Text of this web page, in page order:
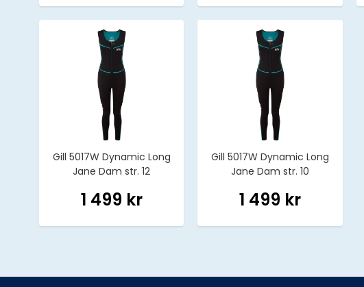
Gill 5017W Dynamic Long
Jane Dam str. 12
1 499 kr
Gill 5017W Dynamic Long
Jane Dam str. 10
1 499 kr